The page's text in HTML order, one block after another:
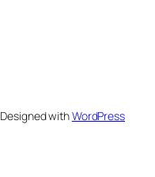
Designed withWordPress